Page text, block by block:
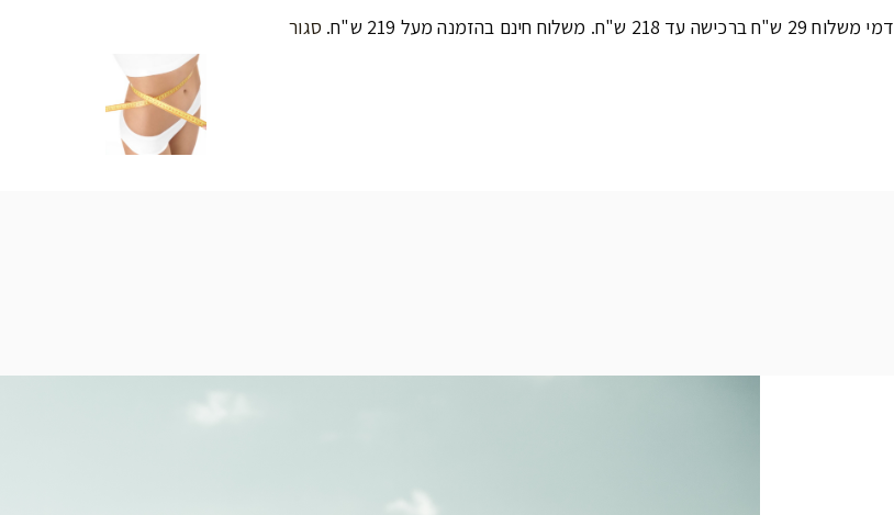
דמי משלוח 29 ש"ח ברכישה עד 218 ש"ח. משלוח חינם בהזמנה מעל 219 ש"ח. סגור